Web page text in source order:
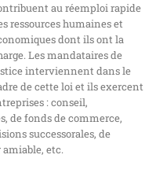
au réemploi rapide
ressources humaines et
dont ils ont la
Les mandataires de
interviennent dans le
de cette loi et ils exercent
: conseil,
de fonds de commerce,
successorales, de
etc.